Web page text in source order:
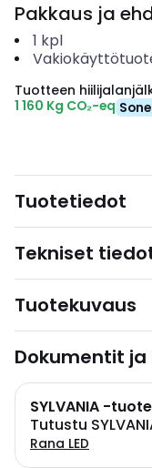
Pakkaus ja
1 kpl
Tuotteen
1 160 Kg CO₂-eq
Tuotetiedot
Tekniset
Tuotekuvaus
Dokumentit ja
SYLVANIA -tuote
Tutustu
Rana LED